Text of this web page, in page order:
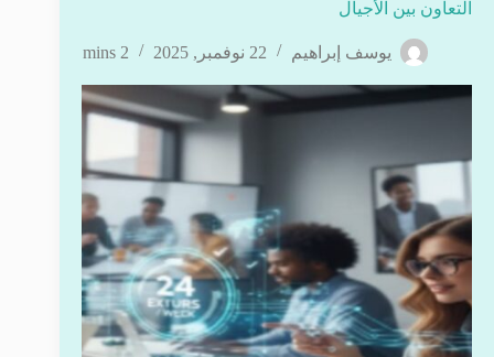
التعاون بين الأجيال
يوسف إبراهيم 22 نوفمبر, 2025 2 mins